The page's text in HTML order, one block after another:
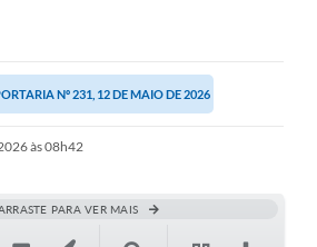
Nº 231, 12 DE MAIO DE 2026
às 08h42
PARA VER MAIS